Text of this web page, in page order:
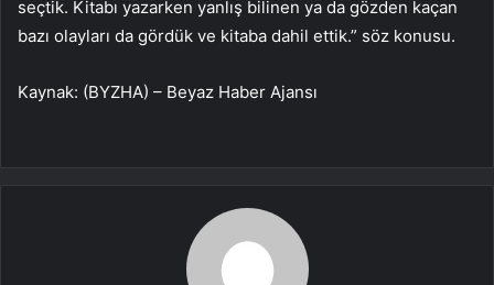
seçtik. Kitabı yazarken yanlış bilinen ya da gözden kaçan
bazı olayları da gördük ve kitaba dahil ettik.” söz konusu.
Kaynak: (BYZHA) – Beyaz Haber Ajansı